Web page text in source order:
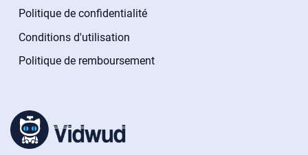
Politique de confidentialité
Conditions d'utilisation
Politique de remboursement